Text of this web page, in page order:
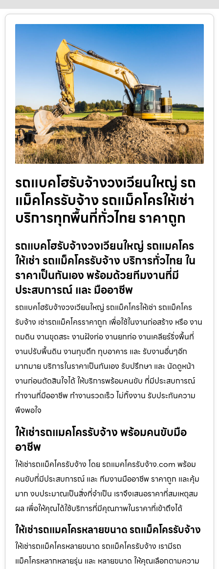
รถแบคโฮรับจ้างวงเวียนใหญ่ รถ
แม็คโครรับจ้าง รถแม็คโครให้เช่า
บริการทุกพื้นที่ทั่วไทย ราคาถูก
รถแบคโฮรับจ้างวงเวียนใหญ่ รถแมคโคร
ให้เช่า รถแม็คโครรับจ้าง บริการทั่วไทย ใน
ราคาเป็นกันเอง พร้อมด้วยทีมงานที่มี
ประสบการณ์ และ มืออาชีพ
รถแบคโฮรับจ้างวงเวียนใหญ่ รถแม็คโครให้เช่า รถแม็คโคร
รับจ้าง เช่ารถแม็คโครราคาถูก เพื่อใช้ในงานก่อสร้าง หรือ งาน
ถมดิน งานขุดสระ งานฝังท่อ งานยกท่อ งานเคลียร์ริ่งพื้นที่
งานปรับพื้นดิน งานทุบตึก ทุบอาคาร และ รับงานอื่นๆอีก
มากมาย บริการในราคาเป็นกันเอง รับปรึกษา และ นัดดูหน้า
งานก่อนตัดสินใจได้ ให้บริการพร้อมคนขับ ที่มีประสบการณ์
ทำงานที่มืออาชีพ ทำงานรวดเร็ว ไม่ทิ้งงาน รับประกันความ
พึงพอใจ
ให้เช่ารถแมคโครรับจ้าง พร้อมคนขับมือ
อาชีพ
ให้เช่ารถแม็คโครรับจ้าง โดย รถแมคโครรับจ้าง.com พร้อม
คนขับที่มีประสบการณ์ และ ทีมงานมืออาชีพ ราคาถูก และคุ้ม
มาก งบประมาณเป็นสิ่งที่จำเป็น เราจึงเสนอราคาที่สมเหตุสม
ผล เพื่อให้คุณได้ใช้บริการที่มีคุณภาพในราคาที่เข้าถึงได้
ให้เช่ารถแมคโครหลายขนาด รถแม็คโครรับจ้าง
ให้เช่ารถแม็คโครหลายขนาด รถแม็คโครรับจ้าง เรามีรถ
แม็คโครหลากหลายรุ่น และ หลายขนาด ให้คุณเลือกตามความ